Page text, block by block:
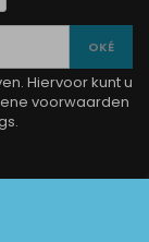
Hiervoor kunt u
voorwaarden